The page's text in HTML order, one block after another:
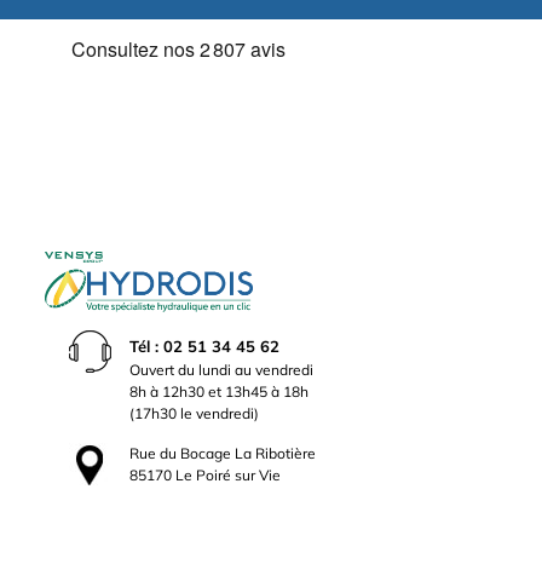
Tél : 02 51 34 45 62
Ouvert du lundi au vendredi
8h à 12h30 et 13h45 à 18h
(17h30 le vendredi)
Rue du Bocage La Ribotière
85170 Le Poiré sur Vie